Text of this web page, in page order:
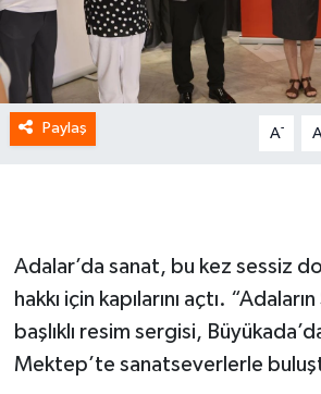
Paylaş A- A
Adalar’da sanat, bu kez sessiz
hakkı için kapılarını açtı.
başlıklı resim sergisi,
Mektep’te sanatseverlerle